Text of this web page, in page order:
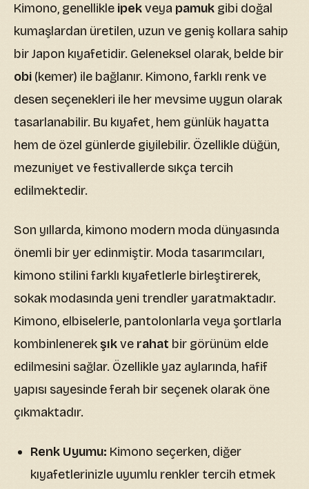
Kimono, genellikle ipekveya pamuk gibi doğal
kumaşlardan üretilen, uzun ve geniş kollara sahip
bir Japon kıyafetidir. Geleneksel olarak, belde bir
obi (kemer) ile bağlanır. Kimono, farklı renk ve
desen seçenekleri ile her mevsime uygun olarak
tasarlanabilir. Bu kıyafet, hem günlük hayatta
hem de özel günlerde giyilebilir. Özellikle düğün,
mezuniyet ve festivallerde sıkça tercih
edilmektedir.
Son yıllarda, kimono modern moda dünyasında
önemli bir yer edinmiştir. Moda tasarımcıları,
kimono stilini farklı kıyafetlerle birleştirerek,
sokak modasında yeni trendler yaratmaktadır.
Kimono, elbiselerle, pantolonlarla veya şortlarla
kombinlenerekşıkve rahat bir görünüm elde
edilmesini sağlar. Özellikle yaz aylarında, hafif
yapısı sayesinde ferah bir seçenek olarak öne
çıkmaktadır.
Renk Uyumu: Kimono seçerken, diğer
kıyafetlerinizle uyumlu renkler tercih etmek